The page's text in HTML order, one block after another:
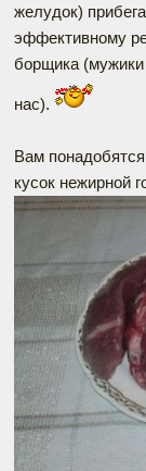
желудок)
эффективному
борщика (мужики
нас).
Вам
кусок нежирной